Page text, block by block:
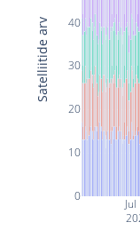
0
10
20
30
40
Satelliitide arv